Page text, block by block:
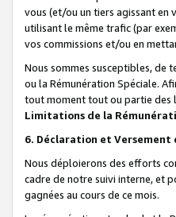
vous (et/ou un tiers agissant en
utilisant le même trafic (par
vos commissions et/ou en
Nous sommes susceptibles, de
ou la Rémunération Spéciale.
tout moment tout ou partie des
Limitations de la
6. Déclaration et Versement
Nous déploierons des efforts
cadre de notre suivi interne, et
gagnées au cours de ce mois.